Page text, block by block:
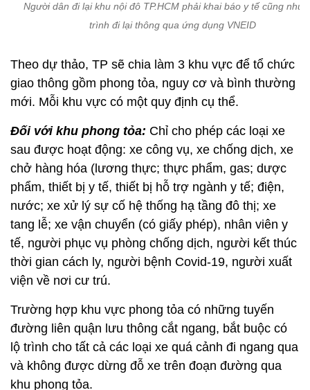
Người dân đi lại khu nội đô TP.HCM phải khai báo y tế cũng như
trình đi lại thông qua ứng dụng VNEID
Theo dự thảo, TP sẽ chia làm 3 khu vực để tổ chức
giao thông gồm phong tỏa, nguy cơ và bình thường
mới. Mỗi khu vực có một quy định cụ thể.
Đối với khu phong tỏa: Chỉ cho phép các loại xe
sau được hoạt động: xe công vụ, xe chống dịch, xe
chở hàng hóa (lương thực; thực phẩm, gas; dược
phẩm, thiết bị y tế, thiết bị hỗ trợ ngành y tế; điện,
nước; xe xử lý sự cố hệ thống hạ tầng đô thị; xe
tang lễ; xe vận chuyển (có giấy phép), nhân viên y
tế, người phục vụ phòng chống dịch, người kết thúc
thời gian cách ly, người bệnh Covid-19, người xuất
viện về nơi cư trú.
Trường hợp khu vực phong tỏa có những tuyến
đường liên quận lưu thông cắt ngang, bắt buộc có
lộ trình cho tất cả các loại xe quá cảnh đi ngang qua
và không được dừng đỗ xe trên đoạn đường qua
khu phong tỏa.